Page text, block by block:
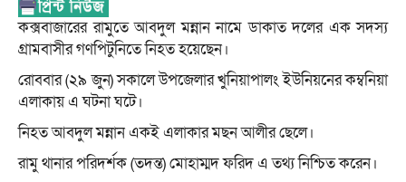
কক্সবাজারের রামুতে আবদুল মন্নান নামে ডাকাত দলের এক সদস্য
গ্রামবাসীর গণপিটুনিতে নিহত হয়েছেন।
রোববার (২৯ জুন) সকালে উপজেলার খুনিয়াপালং ইউনিয়নের কম্বনিয়া
এলাকায় এ ঘটনা ঘটে।
নিহত আবদুল মন্নান একই এলাকার মছন আলীর ছেলে।
রামু থানার পরিদর্শক (তদন্ত) মোহাম্মদ ফরিদ এ তথ্য নিশ্চিত করেন।